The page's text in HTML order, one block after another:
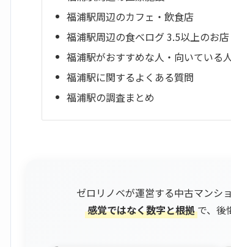
福浦駅周辺のカフェ・飲食店
福浦駅周辺の食べログ 3.5以上のお店
福浦駅がおすすめな人・向いている
福浦駅に関するよくある質問
福浦駅の調査まとめ
ゼロリノベが運営する中古マンシ
感覚ではなく数字と根拠で、後